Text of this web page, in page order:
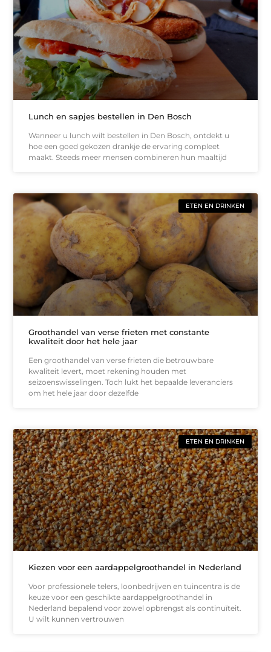
Lunch en sapjes bestellen in Den Bosch
Wanneer u lunch wilt bestellen in Den Bosch, ontdekt u
hoe een goed gekozen drankje de ervaring compleet
maakt. Steeds meer mensen combineren hun maaltijd
ETEN EN DRINKEN
Groothandel van verse frieten met constante
kwaliteit door het hele jaar
Een groothandel van verse frieten die betrouwbare
kwaliteit levert, moet rekening houden met
seizoenswisselingen. Toch lukt het bepaalde leveranciers
om het hele jaar door dezelfde
ETEN EN DRINKEN
Kiezen voor een aardappelgroothandel in Nederland
Voor professionele telers, loonbedrijven en tuincentra is de
keuze voor een geschikte aardappelgroothandel in
Nederland bepalend voor zowel opbrengst als continuïteit.
U wilt kunnen vertrouwen